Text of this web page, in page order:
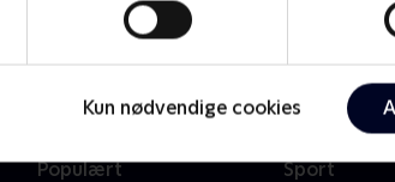
Kun nødvendige cookies
- The Ninth Jedi LEGO
2019 • Film
Populært Sport